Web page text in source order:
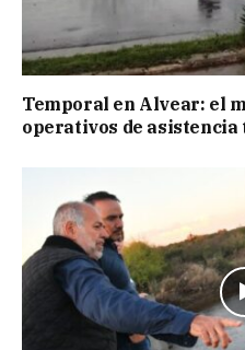
Temporal en Alvear: el
operativos de asistencia